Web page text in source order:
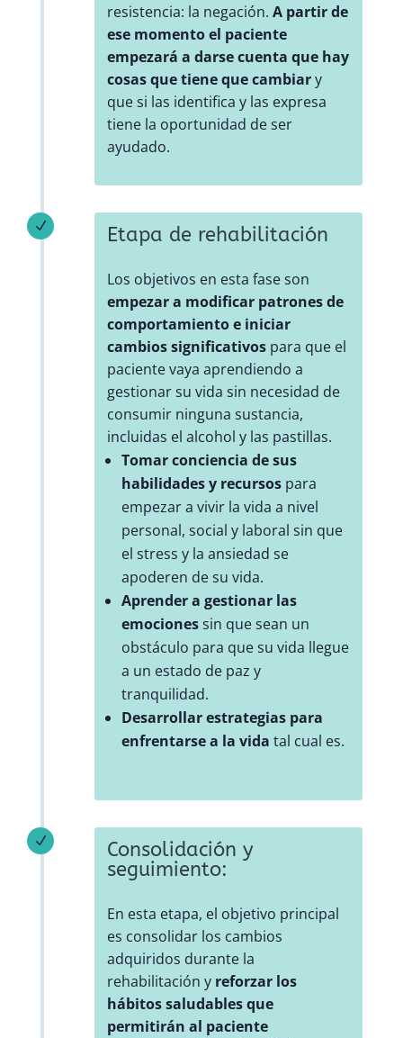
resistencia: la negación. A partir de
ese momento el paciente
empezará a darse cuenta que hay
cosas que tiene que cambiary
que si las identifica y las expresa
tiene la oportunidad de ser
ayudado.
N Etapa de rehabilitación
Los objetivos en esta fase son
empezar a modificar patrones de
comportamiento e iniciar
cambios significativospara que el
paciente vaya aprendiendo a
gestionar su vida sin necesidad de
consumir ninguna sustancia,
incluidas el alcohol y las pastillas.
Tomar conciencia de sus
habilidades y recursospara
empezar a vivir la vida a nivel
personal, social y laboral sin que
el stress y la ansiedad se
apoderen de su vida.
Aprender a gestionar las
emocionessin que sean un
obstáculo para que su vida llegue
a un estado de paz y
tranquilidad.
Desarrollar estrategias para
enfrentarse a la vida tal cual es.
N
Consolidación y
seguimiento:
En esta etapa, el objetivo principal
es consolidar los cambios
adquiridos durante la
rehabilitación y reforzar los
hábitos saludables que
permitirán al paciente